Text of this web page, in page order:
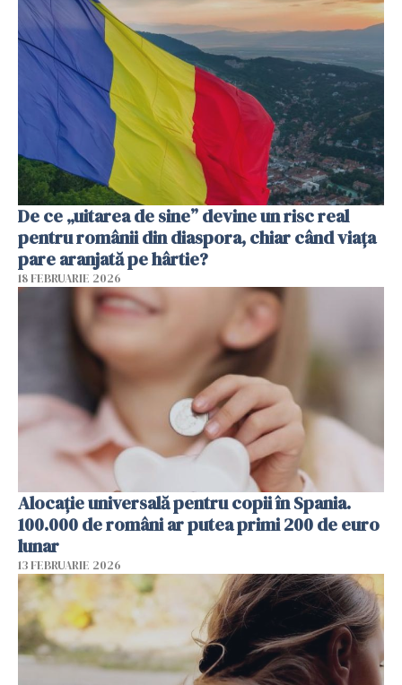
De ce „uitarea de sine” devine un risc real
pentru românii din diaspora, chiar când viața
pare aranjată pe hârtie?
18 FEBRUARIE 2026
Alocație universală pentru copii în Spania.
100.000 de români ar putea primi 200 de euro
lunar
13 FEBRUARIE 2026